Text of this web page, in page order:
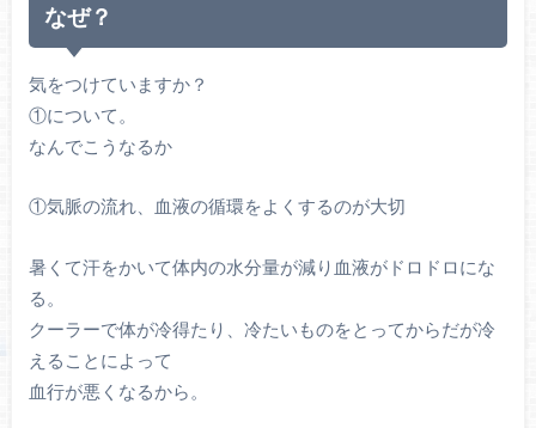
なぜ？
気をつけていますか？
①について。
なんでこうなるか
①気脈の流れ、血液の循環をよくするのが大切
暑くて汗をかいて体内の水分量が減り血液がドロドロにな
る。
クーラーで体が冷得たり、冷たいものをとってからだが冷
えることによって
血行が悪くなるから。